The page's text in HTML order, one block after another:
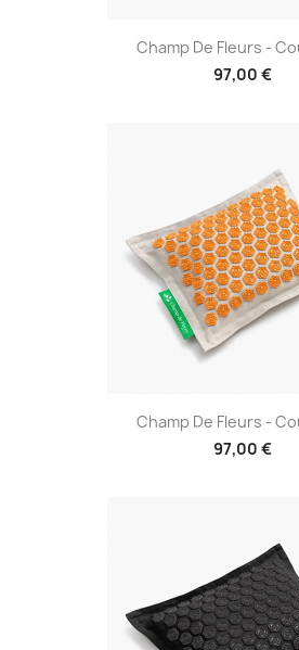
Champ De Fleurs -
97,00 €
Champ De Fleurs -
97,00 €